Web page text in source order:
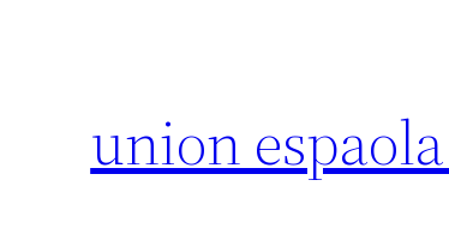
union